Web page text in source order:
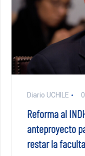
Diario UCHILE
Reforma al
anteproyecto
restar la